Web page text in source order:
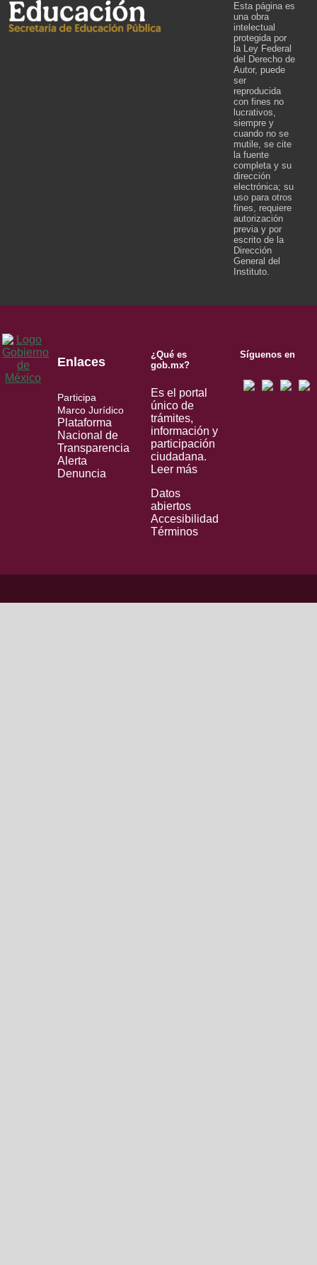
Esta página es
una obra
intelectual
protegida por
la Ley Federal
del Derecho de
Autor, puede
ser
reproducida
con fines no
lucrativos,
siempre y
cuando no se
mutile, se cite
la fuente
completa y su
dirección
electrónica; su
uso para otros
fines, requiere
autorización
previa y por
escrito de la
Dirección
General del
Instituto.
Enlaces
Participa
Marco Jurídico
Plataforma
Nacional de
Transparencia
Alerta
Denuncia
¿Qué es
gob.mx?
Es el portal
único de
trámites,
información y
participación
ciudadana.
Leer más
Datos
abiertos
Accesibilidad
Términos
Síguenos en